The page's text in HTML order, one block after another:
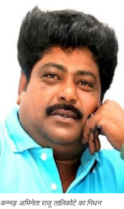
कन्नड़ अभिनेता राजू तालिकोटे का निधन